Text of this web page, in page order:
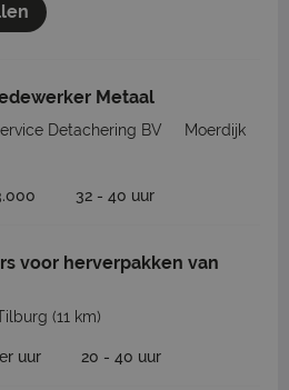
Metaal
Detachering BV
Moerdijk
32 - 40 uur
voor herverpakken van
(11 km)
uur 20 - 40 uur